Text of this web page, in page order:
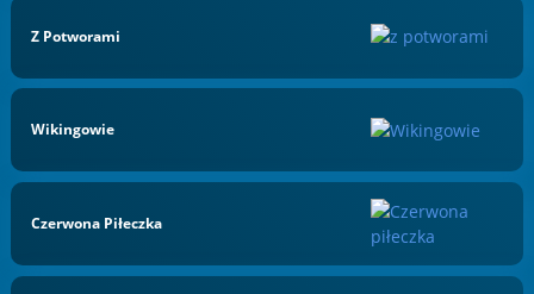
Z Potworami
Wikingowie
Czerwona Piłeczka